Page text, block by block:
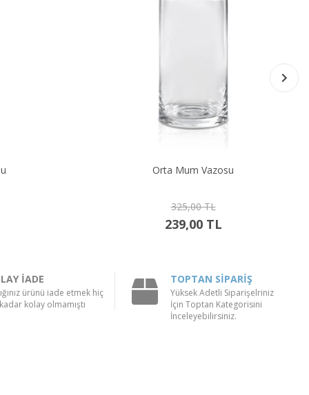
Küçük Mum Vazosu
300,00 TL
219,00 TL
İADE
ürünü iade etmek hiç
kolay olmamıştı
TOPTAN SİPARİŞ
Yüksek Adetli Siparişelriniz
İçin Toptan Kategorisini
İnceleyebilirsiniz.